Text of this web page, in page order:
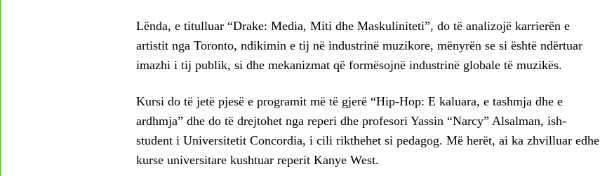
Lënda, e titulluar “Drake: Media, Miti dhe Maskuliniteti”, do të analizojë karrierën e
artistit nga Toronto, ndikimin e tij në industrinë muzikore, mënyrën se si është ndërtuar
imazhi i tij publik, si dhe mekanizmat që formësojnë industrinë globale të muzikës.
Kursi do të jetë pjesë e programit më të gjerë “Hip-Hop: E kaluara, e tashmja dhe e
ardhmja” dhe do të drejtohet nga reperi dhe profesori Yassin “Narcy” Alsalman, ish-
student i Universitetit Concordia, i cili rikthehet si pedagog. Më herët, ai ka zhvilluar edhe
kurse universitare kushtuar reperit Kanye West.